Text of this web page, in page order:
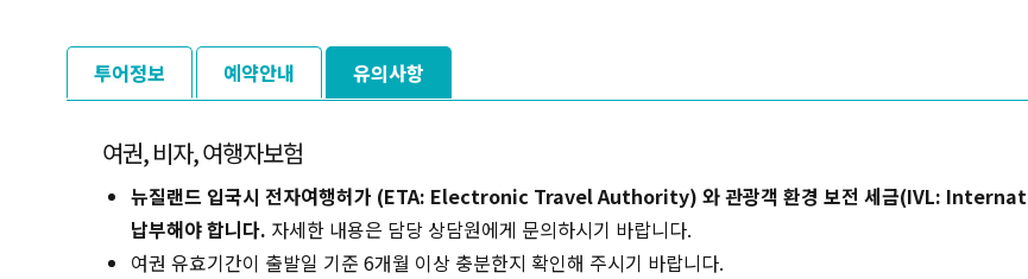
투어정보 예약안내 유의사항
여권, 비자, 여행자보험
뉴질랜드 입국시 전자여행허가 (ETA: Electronic Travel Authority) 와 관광객 환경 보전 세금(IVL:
납부해야 합니다. 자세한 내용은 담당 상담원에게 문의하시기 바랍니다.
여권 유효기간이 출발일 기준 6개월 이상 충분한지 확인해 주시기 바랍니다.